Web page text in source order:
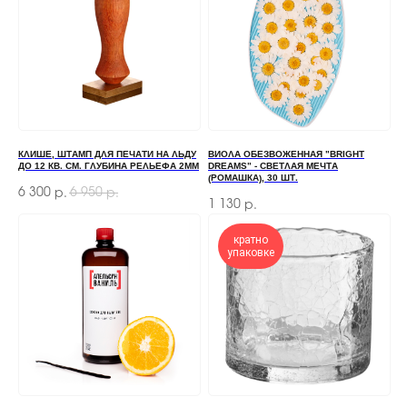
КЛИШЕ, ШТАМП ДЛЯ ПЕЧАТИ НА ЛЬДУ
ДО 12 КВ. СМ. ГЛУБИНА РЕЛЬЕФА 2ММ
6 300 р. 6 950 р.
ВИОЛА ОБЕЗВОЖЕННАЯ "BRIGHT
DREAMS" - СВЕТЛАЯ МЕЧТА
(РОМАШКА), 30 ШТ.
1 130 р.
кратно
упаковке
мы свяжемся с вами
с Политикой
конфиденциальности и обработки персональных данных
+7 (966) 077-55-50
Г. МОСКВА, ДЕРБЕНЕВСКАЯ
НАБЕРЕЖНАЯ, Д. 7, СТР. 2